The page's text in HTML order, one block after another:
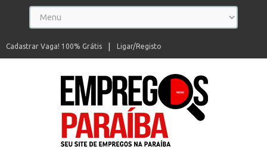
Ligar/Registo
Cadastrar Vaga! 100% Grátis